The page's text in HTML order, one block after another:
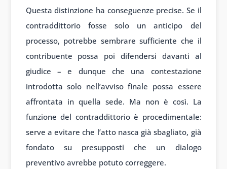
Questa distinzione ha conseguenze precise. Se il
contraddittorio fosse solo un anticipo del
processo, potrebbe sembrare sufficiente che il
contribuente possa poi difendersi davanti al
giudice – e dunque che una contestazione
introdotta solo nell’avviso finale possa essere
affrontata in quella sede. Ma non è così. La
funzione del contraddittorio è procedimentale:
serve a evitare che l’atto nasca già sbagliato, già
fondato su presupposti che un dialogo
preventivo avrebbe potuto correggere.